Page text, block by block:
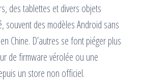
des tablettes et divers objets
souvent des modèles Android sans
Chine. D’autres se font piéger plus
de firmware vérolée ou une
un store non officiel.